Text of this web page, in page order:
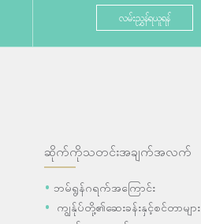
လမ်းညွှန်ရယူရန်
ဆိုက်ကိုသတင်းအချက်အလက်
ဘမ်ရွန်ဂရက်အကြောင်း
ကျွန်ုပ်တို့၏ဆေးခန်းနှင့်စင်တာများ